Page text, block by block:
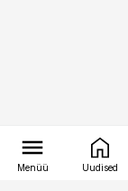
Menüü Uudised